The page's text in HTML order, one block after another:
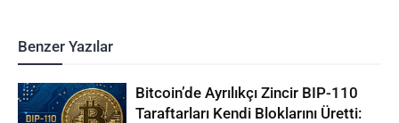
Benzer Yazılar
Bitcoin’de Ayrılıkçı Zincir BIP-110
Taraftarları Kendi Bloklarını Üretti: